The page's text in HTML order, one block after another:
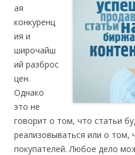
ая
конкуренц
ия и
широчайш
ий разброс
цен.
Однако
это не
говорит о том, что статьи
реализовываться или о том,
покупателей. Любое дело